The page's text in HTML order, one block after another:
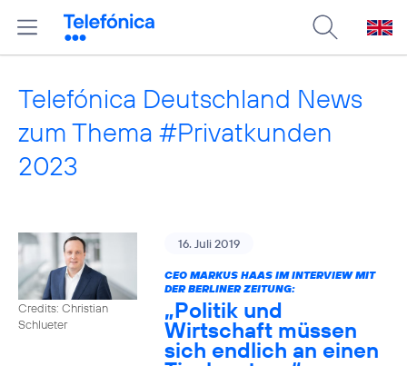
Telefónica Deutschland News
zum Thema #Privatkunden
2023
Credits: Christian
Schlueter
16. Juli 2019
CEO MARKUS HAAS IM INTERVIEW MIT
DER BERLINER ZEITUNG:
„Politik und
Wirtschaft müssen
sich endlich an einen